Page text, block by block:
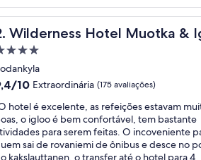
Wilderness Hotel Muotka &
Hotel Muotka & Igloos
10 Extraordinária (175 avaliações)
hotel é excelente, as refeições estavam
o igloo é bem confortável, tem bastante
para serem feitas. O incoveniente
sai de rovaniemi de ônibus e desce no
kakslauttanen, o transfer até o hotel para 4